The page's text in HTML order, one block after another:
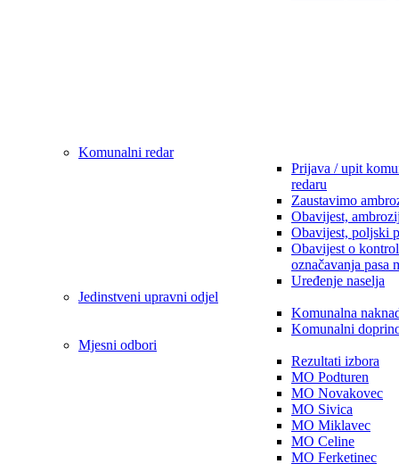
Komunalni redar
Prijava / upit
redaru
Zaustavimo
Obavijest,
Obavijest, poljski
Obavijest o
označavanja pasa
Uređenje naselja
Jedinstveni upravni odjel
Komunalna
Komunalni
Mjesni odbori
Rezultati izbora
MO Podturen
MO Novakovec
MO Sivica
MO Miklavec
MO Celine
MO Ferketinec